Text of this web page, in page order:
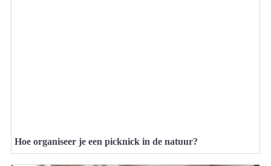
Hoe organiseer je een picknick in de natuur?